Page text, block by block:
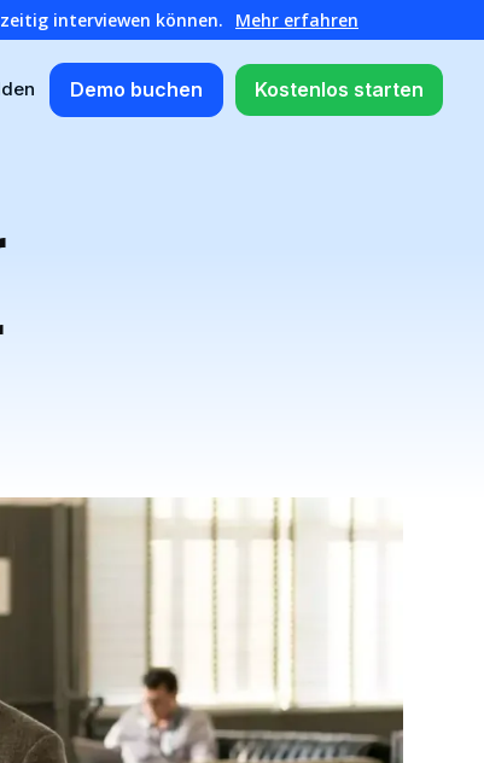
interviewen können. Mehr erfahren
Demo buchen Kostenlos starten